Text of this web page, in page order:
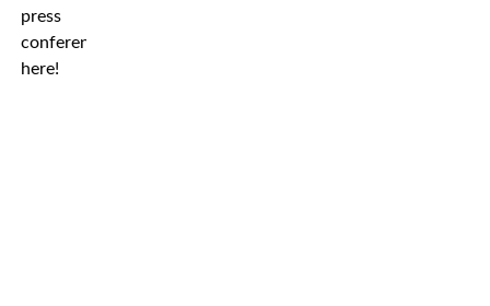
press
conference
here!